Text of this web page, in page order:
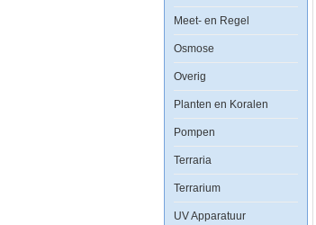
Meet- en Regel
Osmose
Overig
Planten en Koralen
Pompen
Terraria
Terrarium
UV Apparatuur